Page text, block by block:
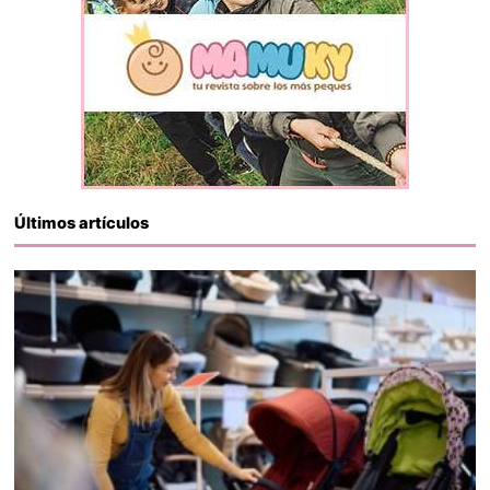
Últimos artículos